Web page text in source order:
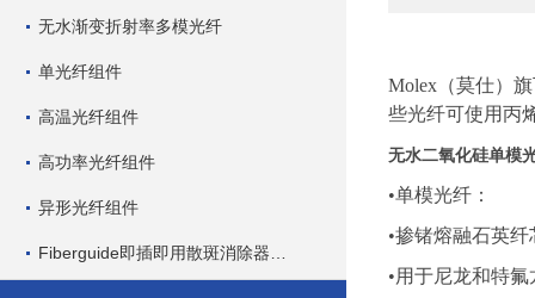
无水渐变折射率多模光纤
单光纤组件
高温光纤组件
高功率光纤组件
异形光纤组件
Molex（莫仕）
些光纤可使用丙
无水二氧化硅单模
•单模光纤：
•掺锗熔融石英
•用于尼龙和特